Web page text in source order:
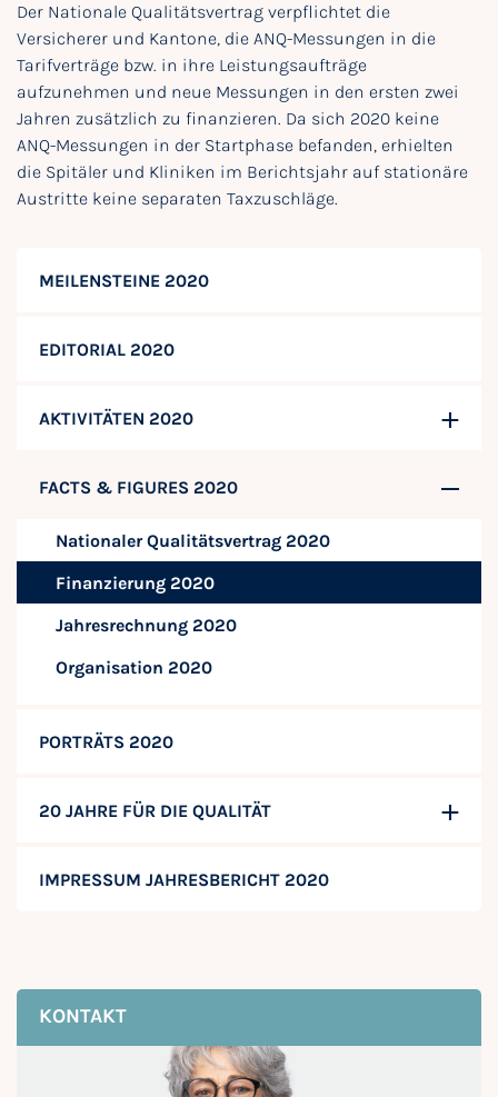
MEILENSTEINE 2020
EDITORIAL 2020
AKTIVITÄTEN 2020
FACTS & FIGURES 2020
Nationaler Qualitätsvertrag 2020
Finanzierung 2020
Jahresrechnung 2020
Organisation 2020
PORTRÄTS 2020
20 JAHRE FÜR DIE QUALITÄT
IMPRESSUM JAHRESBERICHT 2020
KONTAKT
Der Nationale Qualitätsvertrag verpflichtet die
Versicherer und Kantone, die ANQ-Messungen in die
Tarifverträge bzw. in ihre Leistungsaufträge
aufzunehmen und neue Messungen in den ersten zwei
Jahren zusätzlich zu finanzieren. Da sich 2020 keine
ANQ-Messungen in der Startphase befanden, erhielten
die Spitäler und Kliniken im Berichtsjahr auf stationäre
Austritte keine separaten Taxzuschläge.